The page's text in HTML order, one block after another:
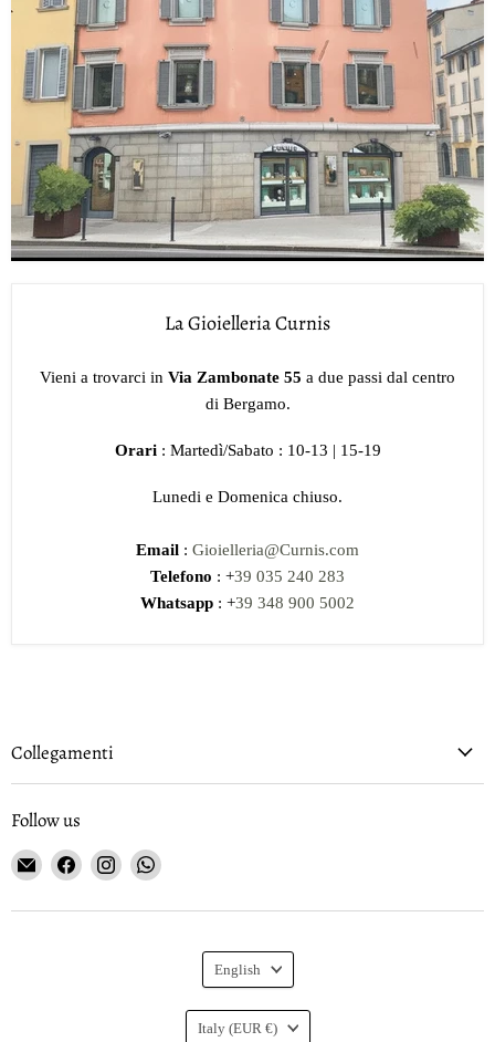
La Gioielleria Curnis
Vieni a trovarci in Via Zambonate 55 a due passi dal centro
di Bergamo.
Orari : Martedì/Sabato : 10-13 | 15-19
Lunedi e Domenica chiuso.
Email : Gioielleria@Curnis.com
Telefono : +39 035 240 283
Whatsapp : +39 348 900 5002
Collegamenti
Follow us
Email
Gioielleria
Curnis
Find
on
Find
on
Find
on
Language
English
Country
Italy (EUR €)